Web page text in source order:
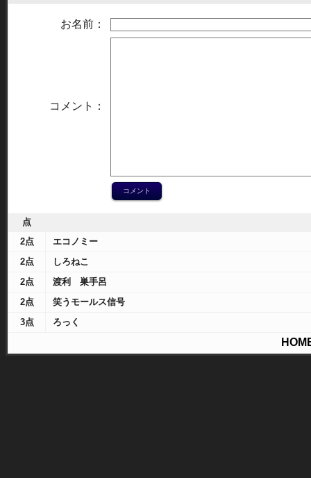
お名前：
コメント：
点
2点
エコノミー
2点
しろねこ
2点
渡利 巣手呂
2点
笑うモールス信号
3点
ろっく